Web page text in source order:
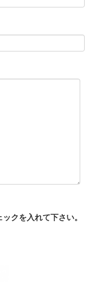
クを入れて下さい。